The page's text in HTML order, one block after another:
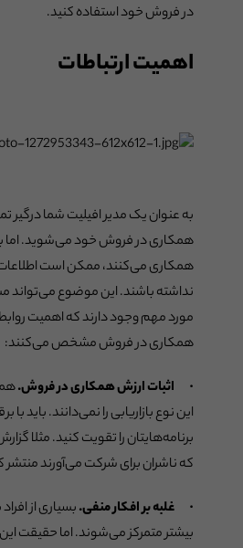
در فروش خود استفاده کنید.
اهمیت ارتباطات
به عنوان یک مدیر افیلیت شما درگیر
همکاری در فروش خود می‌شوید. اما
همکاری می‌کنند، ممکن است اطلاعات
نداشته باشند. این موضوع
مورد مهم وجود دارند که اهمیت روابط
همکاری در فروش مشخص می‌کنند:
· اثبات ارزش همکاری در فروش.
این نوع بازاریابی را نمی‌دانند. باید با
برنامه‌هایتان را تقویت کنید. مثلا
که ناشران برای شرکت می‌آورند منتشر
· غلبه بر افکار منفی.بسیاری از
بیشتر متمرکز می‌شوند. اما حقیقت